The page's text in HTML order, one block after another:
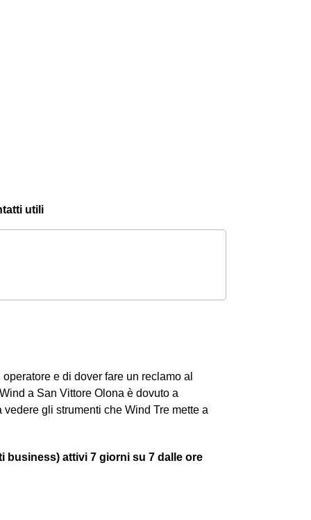
utili
e di dover fare un reclamo al
a San Vittore Olona è dovuto a
gli strumenti che Wind Tre mette a
business) attivi 7 giorni su 7 dalle ore